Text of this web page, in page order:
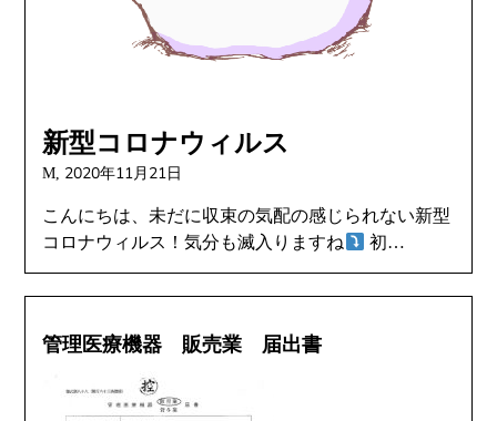
新型コロナウィルス
M, 2020年11月21日
こんにちは、未だに収束の気配の感じられない新型
コロナウィルス！気分も滅入りますね
初…
管理医療機器 販売業 届出書